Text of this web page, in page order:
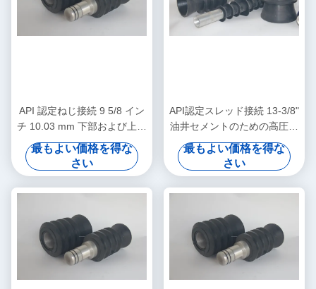
API 認定ねじ接続 9 5/8 イン
チ 10.03 mm 下部および上部
セメンティング プラグ 高圧
および高温油井セメンティン
グ用
最もよい価格を得な
さい
API認定スレッド接続 13-3/8"
油井セメントのための高圧お
よび高温の下部および上部セ
メントプラグ
最もよい価格を得な
さい